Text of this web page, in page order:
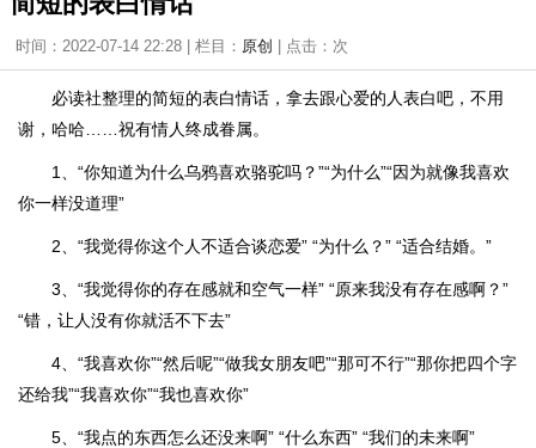
时间：2022-07-14 22:28 | 栏目： 原创 | 点击： 次
必读社整理的简短的表白情话，拿去跟心爱的人表白吧，不用
谢，哈哈……祝有情人终成眷属。
1、“你知道为什么乌鸦喜欢骆驼吗？”“为什么”“因为就像我喜欢
你一样没道理”
2、“我觉得你这个人不适合谈恋爱” “为什么？” “适合结婚。”
3、“我觉得你的存在感就和空气一样” “原来我没有存在感啊？”
“错，让人没有你就活不下去”
4、“我喜欢你”“然后呢”“做我女朋友吧”“那可不行”“那你把四个字
还给我”“我喜欢你”“我也喜欢你”
5、“我点的东西怎么还没来啊” “什么东西” “我们的未来啊”